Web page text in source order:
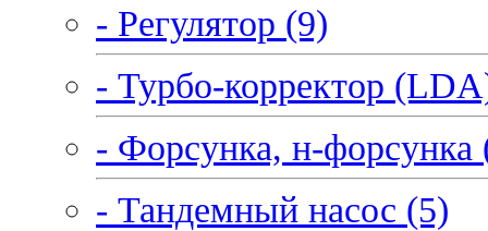
- Регулятор (9)
- Турбо-корректор
- Форсунка, н-форсунка
- Тандемный насос (5)